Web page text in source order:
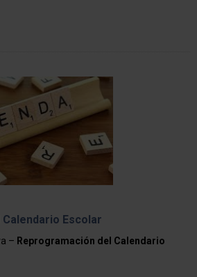
Escolar
– Reprogramación del Calendario